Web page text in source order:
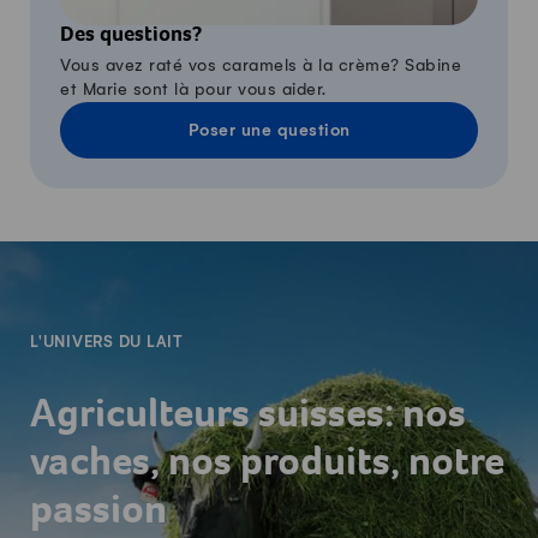
Des questions?
Vous avez raté vos caramels à la crème? Sabine
et Marie sont là pour vous aider.
Poser une question
L'UNIVERS DU LAIT
Agriculteurs suisses: nos
vaches, nos produits, notre
passion